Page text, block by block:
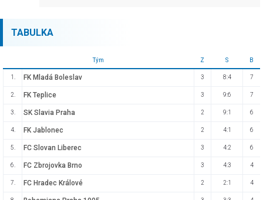
TABULKA
Tým Z S B
1. FK Mladá Boleslav 3 8:4 7
2. FK Teplice 3 9:6 7
3. SK Slavia Praha 2 9:1 6
4. FK Jablonec 2 4:1 6
5. FC Slovan Liberec 3 4:2 6
6. FC Zbrojovka Brno 3 4:3 4
7. FC Hradec Králové 2 2:1 4